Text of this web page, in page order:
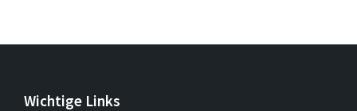
Wichtige Links